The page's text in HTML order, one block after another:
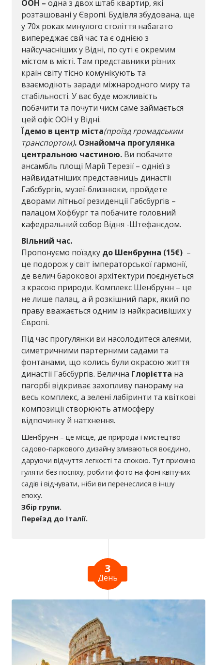
ООН – одна з двох штаб квартир, які
розташовані у Європі. Будівля збудована, ще
у 70х роках минулого століття набагато
випереджає свй час та є однією з
найсучасніших у Відні, по суті є окремим
містом в місті. Там представники різних
країн світу тісно комунікують та
взаємодіють заради міжнародного миру та
стабільності. У вас буде можливість
побачити та почути чисм саме займається
цей офіс ООН у Відні.
Їдемо в центр міста(проїзд громадським
транспортом). Ознайомча прогулянка
центральною частиною. Ви побачите
ансамбль площі Марії Терезії – однієї з
найвидатніших представниць династії
Габсбургів, музеї-близнюки, пройдете
дворами літньої резиденції Габсбургів –
палацом Хофбург та побачите головний
кафедральний собор Відня -Штефансдом.
Вільний час.
Пропонуємо поїздку до Шенбрунна (15€) –
це подорож у світ імператорської гармонії,
де велич барокової архітектури поєднується
з красою природи. Комплекс Шенбрунн – це
не лише палац, а й розкішний парк, який по
праву вважається одним із найкрасивіших у
Європі.
Під час прогулянки ви насолодитеся алеями,
симетричними партерними садами та
фонтанами, що колись були окрасою життя
династії Габсбургів. Велична Глорієтта на
пагорбі відкриває захопливу панораму на
весь комплекс, а зелені лабіринти та квіткові
композиції створюють атмосферу
відпочинку й натхнення.
Шенбрунн – це місце, де природа і мистецтво
садово-паркового дизайну зливаються воєдино,
даруючи відчуття легкості та спокою. Тут приємно
гуляти без поспіху, робити фото на фоні квітучих
садів і відчувати, ніби ви перенеслися в іншу
епоху.
Збір групи.
Переїзд до Італії.
3
День